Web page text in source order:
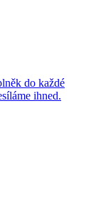
do každé
ihned.